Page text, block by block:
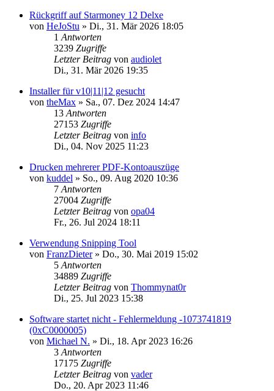
Rückgriff auf Starmoney 12 Delxe
von HeJoStu » Di., 31. Mär 2026 18:05
1 Antworten
3239 Zugriffe
Letzter Beitrag von audiolet
Di., 31. Mär 2026 19:35
Installer für v10|11|12 gesucht
von theMax » Sa., 07. Dez 2024 14:47
13 Antworten
27153 Zugriffe
Letzter Beitrag von info
Di., 04. Nov 2025 11:23
Drucken mehrerer PDF-Kontoauszüge
von kuddel » So., 09. Aug 2020 10:36
7 Antworten
27004 Zugriffe
Letzter Beitrag von opa04
Fr., 26. Jul 2024 18:11
Verwendung Snipping Tool
von FranzDieter» Do., 30. Mai 2019 15:02
5 Antworten
34889 Zugriffe
Letzter Beitrag von Thommynat0r
Di., 25. Jul 2023 15:38
Software startet nicht - Fehlermeldung -1073741819
(0xC0000005)
von Michael N. » Di., 18. Apr 2023 16:26
3 Antworten
17175 Zugriffe
Letzter Beitrag von vader
Do., 20. Apr 2023 11:46